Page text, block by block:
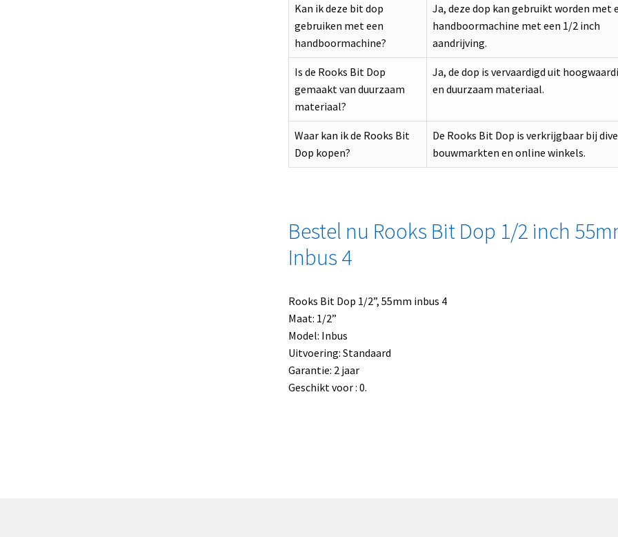
Kan ik deze bit dop
gebruiken met een
handboormachine?
Ja, deze dop kan gebruikt worden met
handboormachine met een 1/2 inch
aandrijving.
Is de Rooks Bit Dop
gemaakt van duurzaam
materiaal?
Ja, de dop is vervaardigd uit
en duurzaam materiaal.
Waar kan ik de Rooks Bit
Dop kopen?
De Rooks Bit Dop is verkrijgbaar bij
bouwmarkten en online winkels.
Bestel nu Rooks Bit Dop 1/2 inch
Inbus 4
Rooks Bit Dop 1/2”, 55mm inbus 4
Maat: 1/2”
Model: Inbus
Uitvoering: Standaard
Garantie: 2 jaar
Geschikt voor : 0.